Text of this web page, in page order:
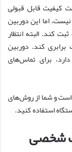
تبلت کیفیت قابل قبولی
اما این دوربین
می‌تواند عکس‌ها و ویدیوهای خوبی با کیفیت 4K ثبت کند. البته انتظار
کند. دوربین
دارد، برای تماس‌های
و شما از روش‌های
استفاده کنید.
شخصی